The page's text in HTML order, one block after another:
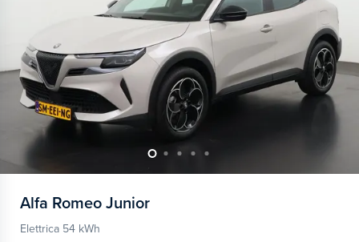
Alfa Romeo Junior
Elettrica 54 kWh